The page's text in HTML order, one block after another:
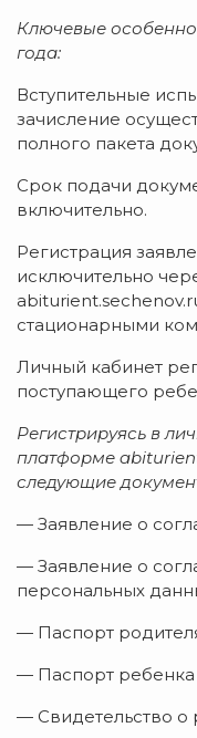
Ключевые
года:
Вступительные
зачисление
полного пакета
Срок подачи
включительно.
Регистрация
исключительно
стационарными
Личный кабинет
поступающего
Регистрируясь в
платформе
следующие
— Заявление о
— Заявление о
персональных
— Паспорт
— Паспорт ребенка
— Свидетельство